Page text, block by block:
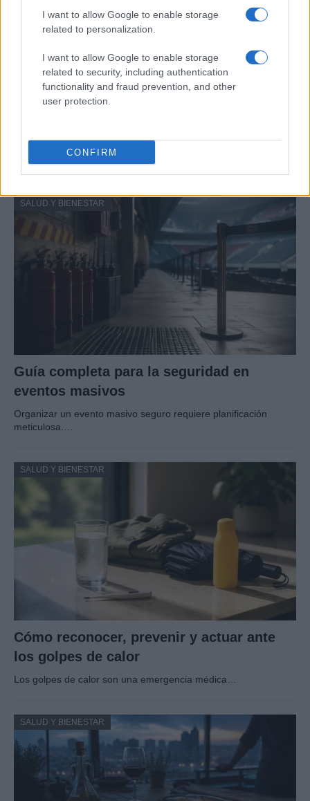
I want to allow Google to enable storage
related to personalization.
I want to allow Google to enable storage
related to security, including authentication
functionality and fraud prevention, and other
user protection.
CONFIRM
consejos para un sueño reparador
Optimiza el descanso de los mayores con una…
SALUD Y BIENESTAR
Guía completa para la seguridad en
eventos masivos
Organizar un evento masivo seguro requiere planificación
meticulosa.…
SALUD Y BIENESTAR
Cómo reconocer, prevenir y actuar ante
los golpes de calor
Los golpes de calor son una emergencia médica…
SALUD Y BIENESTAR